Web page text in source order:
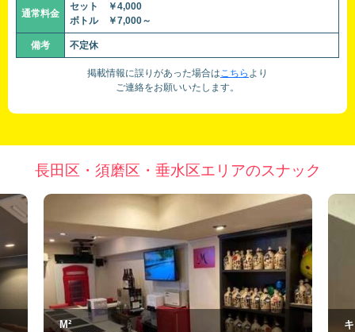
通常料金
セット ￥4,000
ボトル ￥7,000～
備考 不定休
掲載情報に誤りがあった場合はこちら より
ご連絡をお願いいたします。
長田区・須磨区・垂水区エリアのスナック
キララ